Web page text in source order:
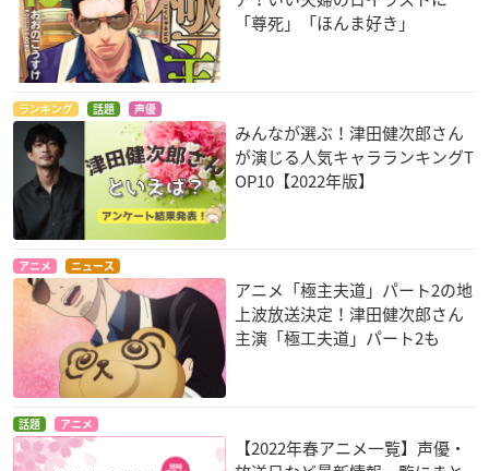
「尊死」「ほんま好き」
ランキング 話題 声優
みんなが選ぶ！津田健次郎さん
が演じる人気キャラランキングT
OP10【2022年版】
アニメ ニュース
アニメ「極主夫道」パート2の地
上波放送決定！津田健次郎さん
主演「極工夫道」パート2も
話題 アニメ
【2022年春アニメ一覧】声優・